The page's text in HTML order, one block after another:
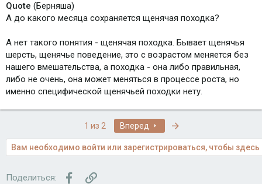
Quote (Берняша)
А до какого месяца сохраняется щенячая походка?
А нет такого понятия - щенячая походка. Бывает щенячья
шерсть, щенячье поведение, это с возрастом меняется без
нашего вмешательства, а походка - она либо правильная,
либо не очень, она может меняться в процессе роста, но
именно специфической щенячьей походки нету.
1 из 2 Вперед
Вам необходимо войти или зарегистрироваться, чтобы здесь
Поделиться: FacebookСсылка